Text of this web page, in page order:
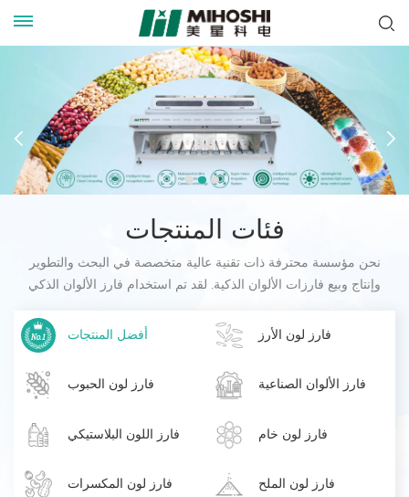
فئات المنتجات
نحن مؤسسة محترفة ذات تقنية عالية متخصصة في البحث والتطوير
وإنتاج وبيع فارزات الألوان الذكية. لقد تم استخدام فارز الألوان الذكي
أفضل المنتجات فارز لون الأرز
فارز لون الحبوب فارز الألوان الصناعية
فارز اللون البلاستيكي فارز لون خام
فارز لون المكسرات
فارز لون الملح